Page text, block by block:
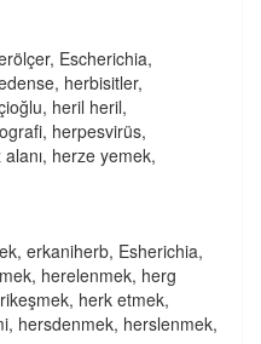
Escherichia,
herbisitler,
heril heril,
herpesvirüs,
herze yemek,
erkaniherb, Esherichia,
herelenmek, herg
herk etmek,
hersdenmek, herslenmek,